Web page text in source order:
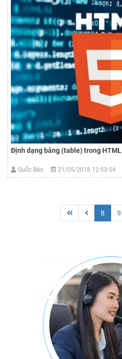
Định dạng bảng (table) trong HTML
Quốc Bảo 21/05/2018 12:53:54
8 9